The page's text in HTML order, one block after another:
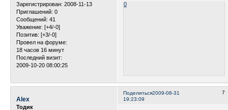
Зарегистрирован: 2008-11-13
Приглашений: 0
Сообщений: 41
Уважение: [+4/-0]
Позитив: [+3/-0]
Провел на форуме:
18 часов 16 минут
Последний визит:
2009-10-20 08:00:25
0
Поделиться 7
2009-08-31
19:23:09
Alex
Тодик